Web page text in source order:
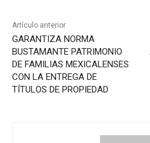
Artículo anterior
GARANTIZA NORMA
BUSTAMANTE PATRIMONIO
DE FAMILIAS MEXICALENSES
CON LA ENTREGA DE
TÍTULOS DE PROPIEDAD